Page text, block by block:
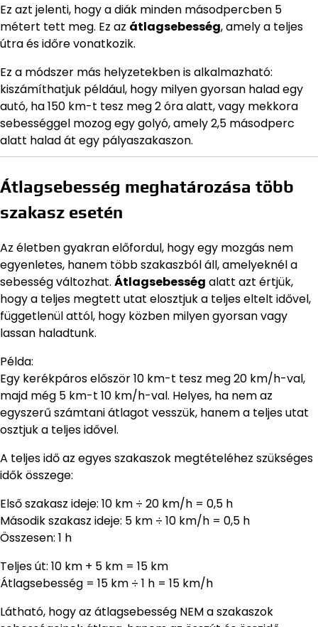
Ez azt jelenti, hogy a diák minden másodpercben 5
métert tett meg. Ez az átlagsebesség, amely a teljes
útra és időre vonatkozik.
Ez a módszer más helyzetekben is alkalmazható:
kiszámíthatjuk például, hogy milyen gyorsan halad egy
autó, ha 150 km-t tesz meg 2 óra alatt, vagy mekkora
sebességgel mozog egy golyó, amely 2,5 másodperc
alatt halad át egy pályaszakaszon.
Átlagsebesség meghatározása több
szakasz esetén
Az életben gyakran előfordul, hogy egy mozgás nem
egyenletes, hanem több szakaszból áll, amelyeknél a
sebesség változhat. Átlagsebesség alatt azt értjük,
hogy a teljes megtett utat elosztjuk a teljes eltelt idővel,
függetlenül attól, hogy közben milyen gyorsan vagy
lassan haladtunk.
Példa:
Egy kerékpáros először 10 km-t tesz meg 20 km/h-val,
majd még 5 km-t 10 km/h-val. Helyes, ha nem az
egyszerű számtani átlagot vesszük, hanem a teljes utat
osztjuk a teljes idővel.
A teljes idő az egyes szakaszok megtételéhez szükséges
idők összege:
Első szakasz ideje: 10 km ÷ 20 km/h = 0,5 h
Második szakasz ideje: 5 km ÷ 10 km/h = 0,5 h
Összesen: 1 h
Teljes út: 10 km + 5 km = 15 km
Átlagsebesség = 15 km ÷ 1 h = 15 km/h
Látható, hogy az átlagsebesség NEM a szakaszok